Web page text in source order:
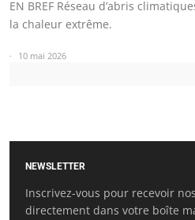
EN BREF Réseau d’abris
la chaleur extrême.
10 mai 2026
NEWSLETTER
Inscrivez-vous pour recevoir
directement dans votre boîte